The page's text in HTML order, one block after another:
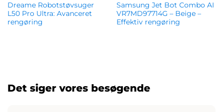
Dreame Robotstøvsuger
L50 Pro Ultra: Avanceret
rengøring
Samsung Jet Bot Combo AI
VR7MD97714G – Beige –
Effektiv rengøring
Det siger vores besøgende